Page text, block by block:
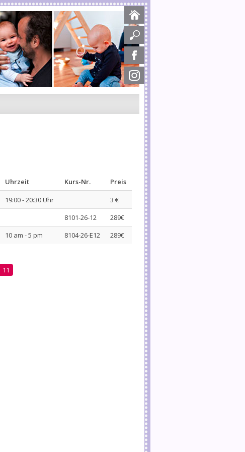
Uhrzeit Kurs-Nr.
Preis
19:00 - 20:30 Uhr
3 €
8101-26-12
289€
10 am - 5 pm 8104-26-E12 289€
11